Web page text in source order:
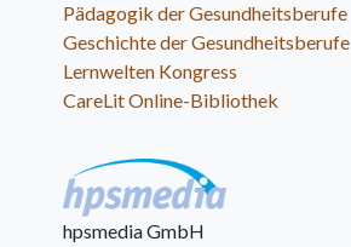
Pädagogik der Gesundheitsberufe
Geschichte der Gesundheitsberufe
Lernwelten Kongress
CareLit Online-Bibliothek
hpsmedia GmbH